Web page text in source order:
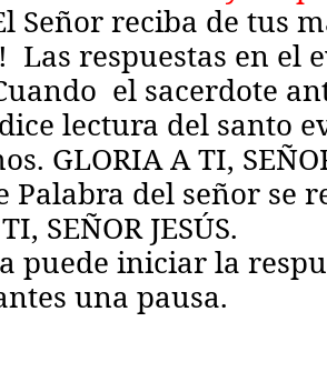
Señor reciba de tus
Las respuestas en el
el sacerdote
lectura del santo
GLORIA A TI,
Palabra del señor se
SEÑOR JESÚS.
puede iniciar la
una pausa.